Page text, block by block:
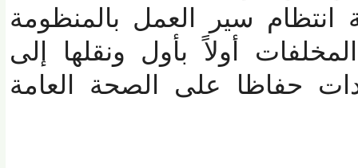
سير العمل بالمنظومة
أولاً بأول ونقلها إلى
حفاظا على الصحة العامة